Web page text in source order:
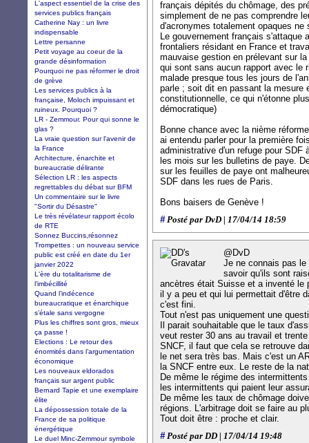
français dépités du chômage, des
simplement de ne pas comprendre
d'acronymes totalement opaques
Le gouvernement français s'attaque
frontaliers résidant en France et
mauvaise gestion en prélevant sur
qui sont sans aucun rapport avec le
malade presque tous les jours de
parle ; soit dit en passant la mesure
constitutionnelle, ce qui n'étonne
démocratique)
Bonne chance avec la nième
ai entendu parler pour la première
administrative d'un refuge pour
les mois sur les bulletins de paye.
sur les feuilles de paye ont
SDF dans les rues de Paris.
Bons baisers de Genève !
#Posté par DvD | 17/04/14 18:59
@DvD
Je ne connais pas
savoir qu'ils sont
ancètres était Suisse et a inventé le
il y a peu et qui lui permettait d'être
c'est fini.
Tout n'est pas uniquement une
Il parait souhaitable que le taux
veut rester 30 ans au travail et
SNCF, il faut que cela se retrouve
le net sera très bas. Mais c'est un
la SNCF entre eux. Le reste de la
De même le régime des
les intermittents qui paient leur
De même les taux de chômage
régions. L'arbitrage doit se faire au
Tout doit être : proche et clair.
#Posté par DD | 17/04/14 19:48
L'aspect essentiel de la crise des
services publics français
Catherine Nay : un livre
indispensable
Lettre persanne
Petit voyage au coeur de la
grande désinformation
Pourquoi ne pas réformer le droit
de grève
Les services publics à la
française, Moloch impuissant et
ruineux. Pourquoi ?
LR - Zemmour. Pour qui sonne le
glas ?
La vraie question sur l'avenir de
la France
Architecture, énarchite et
bureaucratie délirante
Sélection LR : les aspects
regrettables du débat sur BFM
Un commentaire sur le livre
"Sortir du Désastre"
Le très révélateur rapport écolo
de RTE
Sonnez Buccins,résonnez
Trompettes : un nouveau service
public est créé en date du 1er
janvier 2022
L'ère du totalitarisme de
l'imbécillité
Quand l’indécence
bureaucratique et énarchique
s’étale sans vergogne
Plus les chiffres sont gros, mieux
ça passe !
Elections : Le retour des
énormités dans l’argumentation
économique
Les nouveaux eldorados
français sur argent public
Bernard Tapie et une exemplaire
élite
La dépossession totale de la
France de sa politique
énergétique
Le duel Minc-Zemmour symbole